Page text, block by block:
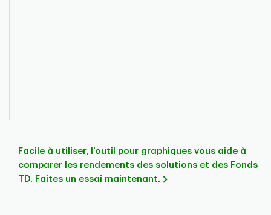
Facile à utiliser, l’outil pour graphiques vous aide à
comparer les rendements des solutions et des Fonds
TD. Faites un essai maintenant.